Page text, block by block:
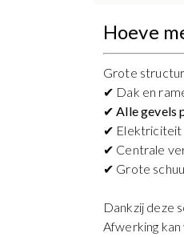
Hoeve
Grote
✔ Dak en
✔Alle gevels
✔ Elektriciteit
✔ Centrale
✔ Grote
Dankzij deze
Afwerking